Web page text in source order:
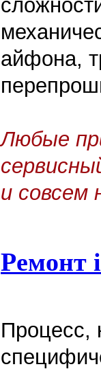
айфона,
Любые
и совсем
Ремонт
Процесс,